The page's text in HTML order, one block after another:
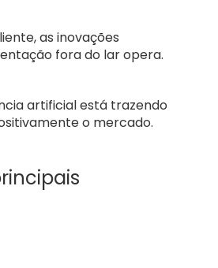
as inovações
fora do lar opera.
artificial está trazendo
o mercado.